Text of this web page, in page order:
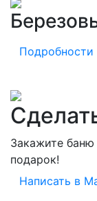
Подробности
Закажите
подарок!
Написать в